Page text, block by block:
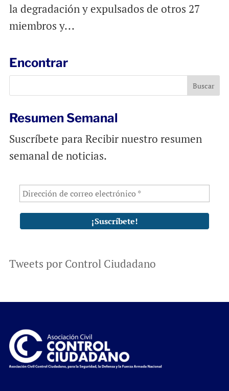
la degradación y expulsados de otros 27
miembros y...
Encontrar
Resumen Semanal
Suscríbete para Recibir nuestro resumen
semanal de noticias.
Tweets por Control Ciudadano